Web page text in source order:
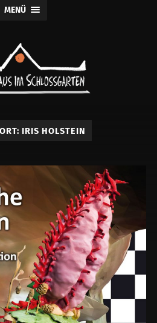
MENÜ
Schlossgarten
IRIS HOLSTEIN